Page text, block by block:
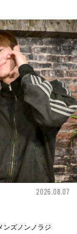
2026.08.07
ンズノンノラジ